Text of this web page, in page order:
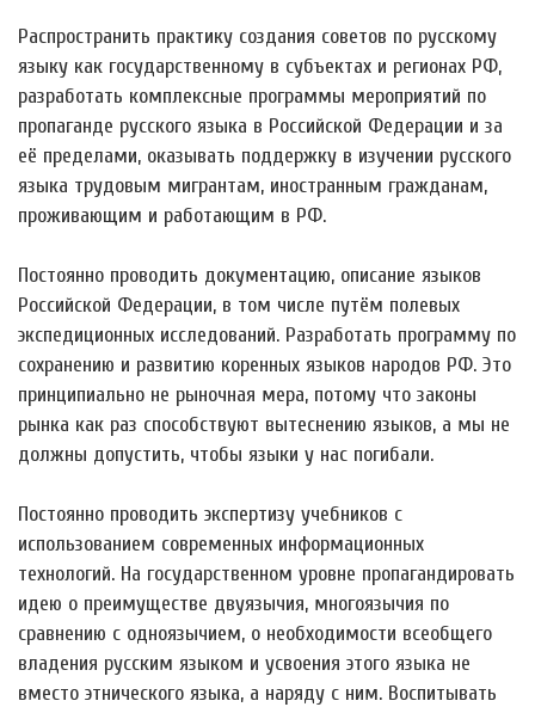
Распространить практику создания советов по русскому
языку как государственному в субъектах и регионах РФ,
разработать комплексные программы мероприятий по
пропаганде русского языка в Российской Федерации и за
её пределами, оказывать поддержку в изучении русского
языка трудовым мигрантам, иностранным гражданам,
проживающим и работающим в РФ.
Постоянно проводить документацию, описание языков
Российской Федерации, в том числе путём полевых
экспедиционных исследований. Разработать программу по
сохранению и развитию коренных языков народов РФ. Это
принципиально не рыночная мера, потому что законы
рынка как раз способствуют вытеснению языков, а мы не
должны допустить, чтобы языки у нас погибали.
Постоянно проводить экспертизу учебников с
использованием современных информационных
технологий. На государственном уровне пропагандировать
идею о преимуществе двуязычия, многоязычия по
сравнению с одноязычием, о необходимости всеобщего
владения русским языком и усвоения этого языка не
вместо этнического языка, а наряду с ним. Воспитывать